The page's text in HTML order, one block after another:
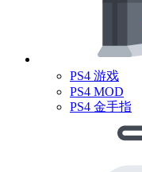
PS4 游戏
PS4 MOD
PS4 金手指